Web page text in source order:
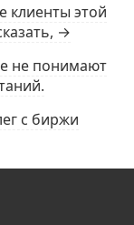
этой
→
не понимают
с биржи